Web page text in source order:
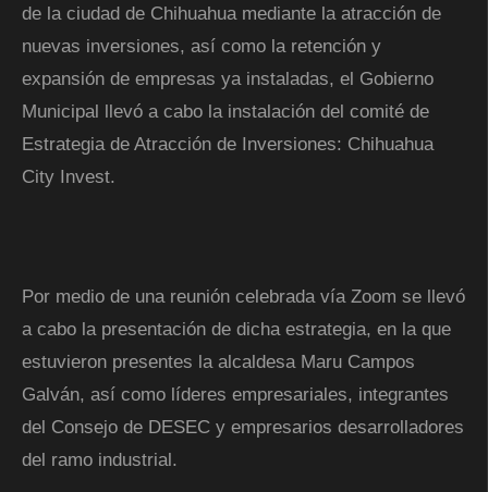
de la ciudad de Chihuahua mediante la atracción de
nuevas inversiones, así como la retención y
expansión de empresas ya instaladas, el Gobierno
Municipal llevó a cabo la instalación del comité de
Estrategia de Atracción de Inversiones: Chihuahua
City Invest.
Por medio de una reunión celebrada vía Zoom se llevó
a cabo la presentación de dicha estrategia, en la que
estuvieron presentes la alcaldesa Maru Campos
Galván, así como líderes empresariales, integrantes
del Consejo de DESEC y empresarios desarrolladores
del ramo industrial.